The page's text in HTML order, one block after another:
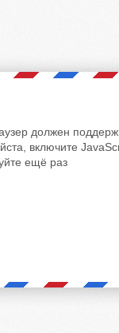
должен
включите
ещё раз